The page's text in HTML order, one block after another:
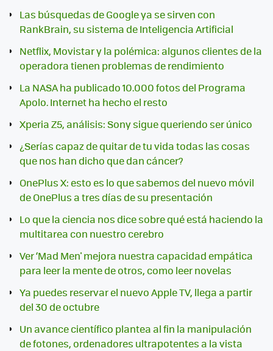
Las búsquedas de Google ya se sirven con
RankBrain, su sistema de Inteligencia Artificial
Netflix, Movistar y la polémica: algunos clientes de la
operadora tienen problemas de rendimiento
La NASA ha publicado 10.000 fotos del Programa
Apolo. Internet ha hecho el resto
Xperia Z5, análisis: Sony sigue queriendo ser único
¿Serías capaz de quitar de tu vida todas las cosas
que nos han dicho que dan cáncer?
OnePlus X: esto es lo que sabemos del nuevo móvil
de OnePlus a tres días de su presentación
Lo que la ciencia nos dice sobre qué está haciendo la
multitarea con nuestro cerebro
Ver ‘Mad Men' mejora nuestra capacidad empática
para leer la mente de otros, como leer novelas
Ya puedes reservar el nuevo Apple TV, llega a partir
del 30 de octubre
Un avance científico plantea al fin la manipulación
de fotones, ordenadores ultrapotentes a la vista